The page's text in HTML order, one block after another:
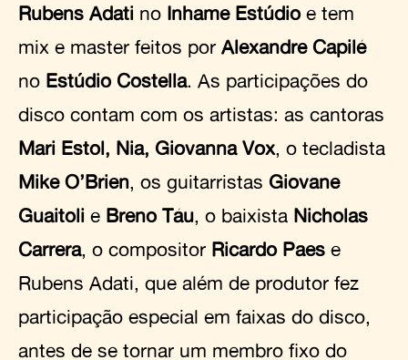
Rubens Adati no Inhame Estúdioe tem
mix e master feitos por Alexandre Capilé
no Estúdio Costella. As participações do
disco contam com os artistas: as cantoras
Mari Estol, Nia, Giovanna Vox, o tecladista
Mike O’Brien, os guitarristas Giovane
Guaitoli e Breno Táu, o baixista Nicholas
Carrera, o compositor Ricardo Paes e
Rubens Adati, que além de produtor fez
participação especial em faixas do disco,
antes de se tornar um membro fixo do